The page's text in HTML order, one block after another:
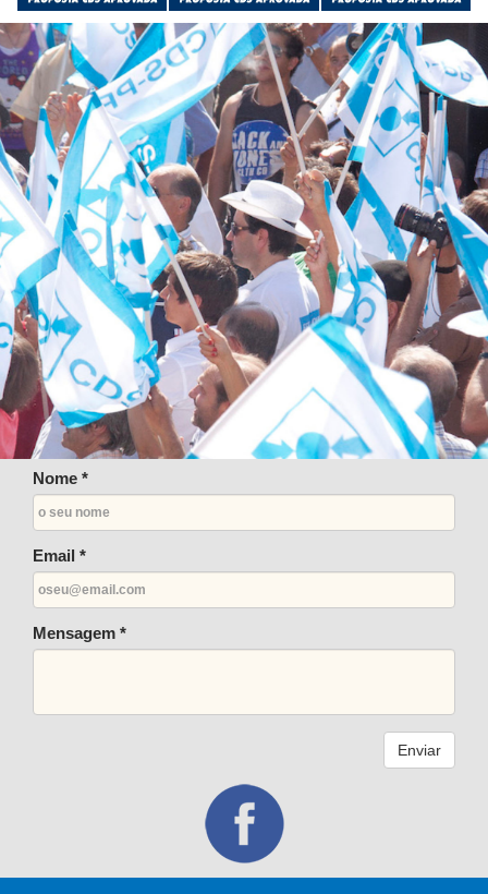
Nome *
Email *
Mensagem *
Enviar